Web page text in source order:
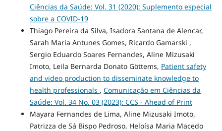
Ciências da Saúde: Vol. 31 (2020): Suplemento especial
sobre a COVID-19
Thiago Pereira da Silva, Isadora Santana de Alencar,
Sarah Maria Antunes Gomes, Ricardo Gamarski ,
Sergio Eduardo Soares Fernandes, Aline Mizusaki
Imoto, Leila Bernarda Donato Göttems, Patient safety
and video production to disseminate knowledge to
health professionals , Comunicação em Ciências da
Saúde: Vol. 34 No. 03 (2023): CCS - Ahead of Print
Mayara Fernandes de Lima, Aline Mizusaki Imoto,
Patrizza de Sá Bispo Pedroso, Heloísa Maria Macedo